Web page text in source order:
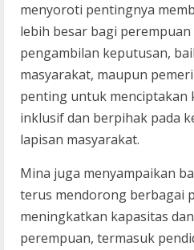
menyoroti pentingnya
lebih besar bagi
pengambilan keputusan,
masyarakat, maupun
penting untuk menciptakan
inklusif dan berpihak pada
lapisan masyarakat.
Mina juga menyampaikan
terus mendorong berbagai
meningkatkan kapasitas
perempuan, termasuk